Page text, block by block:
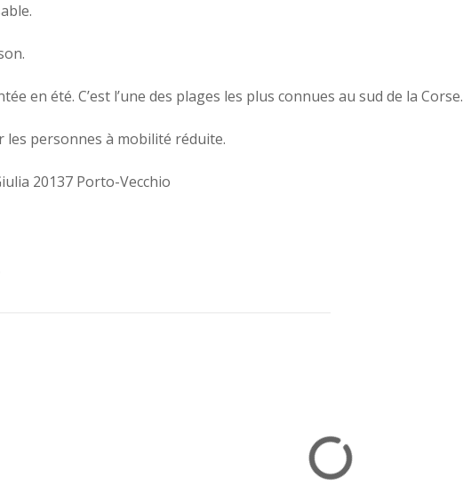
en été. C’est l’une des plages les plus connues au sud de la Corse.
personnes à mobilité réduite.
20137 Porto-Vecchio